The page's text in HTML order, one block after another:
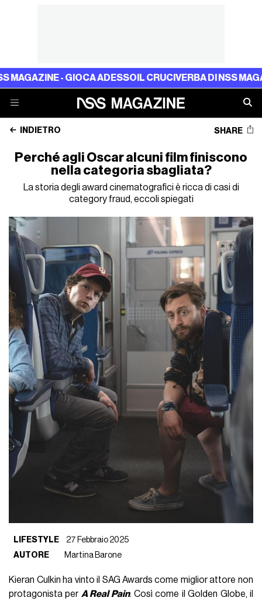
- GIOCA ADESSOIL CRUCIVERBA DI NSS MAGAZINE -
INDIETRO SHARE
Perché agli Oscar alcuni film finiscono
nella categoria sbagliata?
La storia degli award cinematografici è ricca di casi di
category fraud, eccoli spiegati
LIFESTYLE
27 Febbraio 2025
AUTORE
Martina Barone
Kieran Culkin ha vinto il SAG Awards come miglior attore non
protagonista per A Real Pain. Così come il Golden Globe, il